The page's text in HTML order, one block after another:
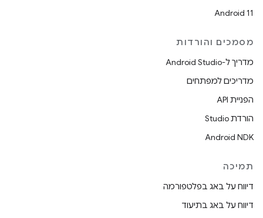
Android 11
מסמכים והורדות
מדריך ל-Android Studio
מדריכים למפתחים
הפניית API
הורדת Studio
Android NDK
תמיכה
דיווח על באג בפלטפורמה
דיווח על באג בתיעוד